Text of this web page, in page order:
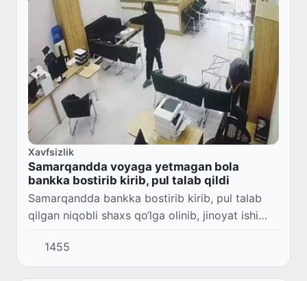
Xavfsizlik
Samarqandda voyaga yetmagan bola
bankka bostirib kirib, pul talab qildi
Samarqandda bankka bostirib kirib, pul talab
qilgan niqobli shaxs qo‘lga olinib, jinoyat ishi
qo‘zg‘atildi.
1455